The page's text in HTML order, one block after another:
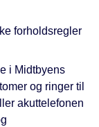
forholdsregler
i Midtbyens
og ringer til
akuttelefonen